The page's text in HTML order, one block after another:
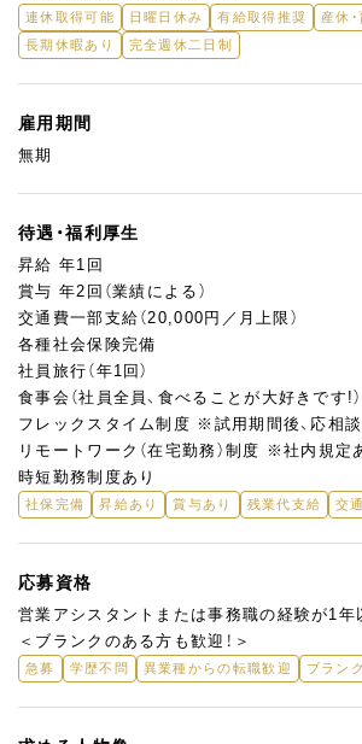
連休取得可能 日曜日休み 有給取得推奨
産休
長期休暇あり
完全週休二日制
雇用期間
無期
待遇・福利厚生
昇給 年1回
賞与 年2回（業績による）
交通費一部支給（20,000円／月上限）
各種社会保険完備
社員旅行（年1回）
食事会（社員全員、食べることが大好きです!）
フレックスタイム制度 ※試用期間後、応相談
リモートワーク（在宅勤務）制度 ※社内規定
時短勤務制度あり
社保完備 昇給あり 賞与あり 残業代支給 交
応募資格
営業アシスタントまたは事務職の経験が1年
＜ブランクのある方も歓迎！＞
急募 学歴不問 異業種からの転職歓迎 ブラン